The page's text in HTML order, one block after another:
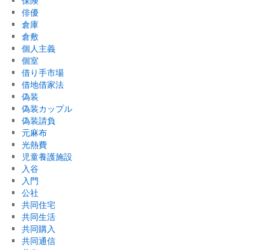
俳優
倉庫
倉敷
個人主義
個室
借り手市場
借地借家法
偽装
偽装カップル
偽装請負
元麻布
光熱費
児童養護施設
入谷
入門
公社
共同住宅
共同生活
共同購入
共同通信